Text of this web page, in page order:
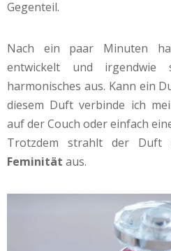
Gegenteil.
Nach ein paar Minuten
entwickelt und
harmonisches aus. Kann ein
diesem Duft verbinde ich
auf der Couch oder einfach
Trotzdem strahlt der Duft
Feminität aus.